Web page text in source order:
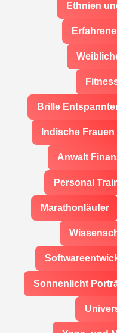
Ethnien
Brille
Indische Frauen
Anwalt
Personal
Marathonläufer
Sonnenlicht